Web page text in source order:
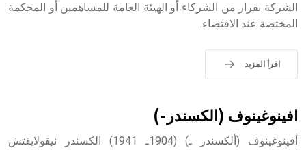
sign تكتب منفصلة غير متصلة، وتعتمد المبدأ الأكوروفوني،
الشركة بقرار من الشركاء أو الهيئة العامة للمساهمين أو المحكمة
المختصة عند الاقتضاء.
اقرأ المزيد
افينوغينوف (الكسندر-)
أفينوغينوف (ألكسندر ـ) (1904ـ 1941) الكسندر نيقولايفتش